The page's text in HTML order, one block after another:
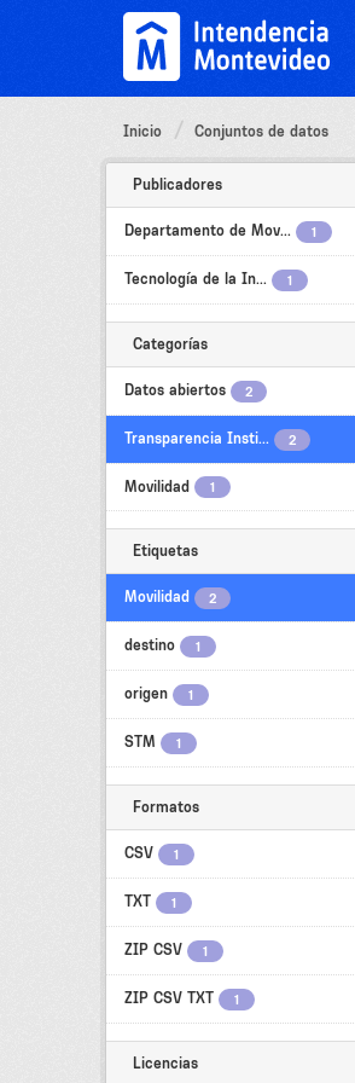
Inicio Conjuntos de datos
Publicadores
Departamento de Mov... 1
Tecnología de la In... 1
Categorías
Datos abiertos 2
Transparencia Insti... 2
Movilidad 1
Etiquetas
Movilidad 2
destino 1
origen 1
STM 1
Formatos
CSV 1
TXT 1
ZIP CSV 1
ZIP CSV TXT 1
Licencias